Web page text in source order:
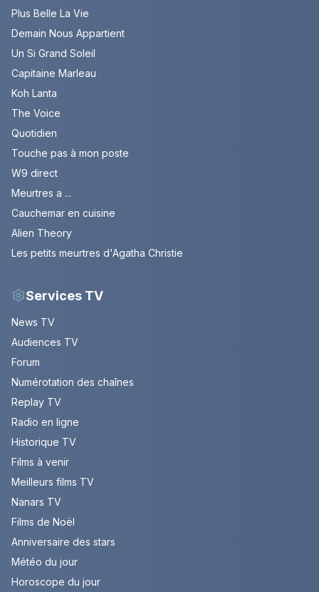
Plus Belle La Vie
Demain Nous Appartient
Un Si Grand Soleil
Capitaine Marleau
Koh Lanta
The Voice
Quotidien
Touche pas à mon poste
W9 direct
Meurtres a ...
Cauchemar en cuisine
Alien Theory
Les petits meurtres d'Agatha Christie
Services TV
News TV
Audiences TV
Forum
Numérotation des chaînes
Replay TV
Radio en ligne
Historique TV
Films à venir
Meilleurs films TV
Nanars TV
Films de Noël
Anniversaire des stars
Météo du jour
Horoscope du jour